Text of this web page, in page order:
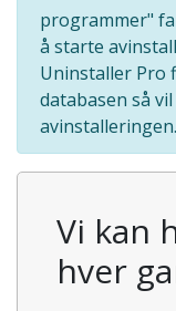
programmer"
å starte
Uninstaller Pro
databasen så
avinstalleringen.
Vi kan
hver